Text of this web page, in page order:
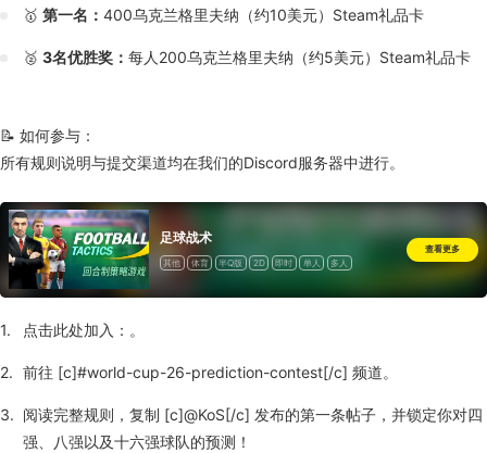
🥇第一名：400乌克兰格里夫纳（约10美元）Steam礼品卡
🥈3名优胜奖：每人200乌克兰格里夫纳（约5美元）Steam礼品卡
📝 如何参与：
所有规则说明与提交渠道均在我们的Discord服务器中进行。
足球战术
其他 体育 半Q版 2D 即时 单人
多人
查看更多
点击此处加入： 。
前往 [c]#world-cup-26-prediction-contest[/c] 频道。
阅读完整规则，复制 [c]@KoS[/c] 发布的第一条帖子，并锁定你对四
强、八强以及十六强球队的预测！